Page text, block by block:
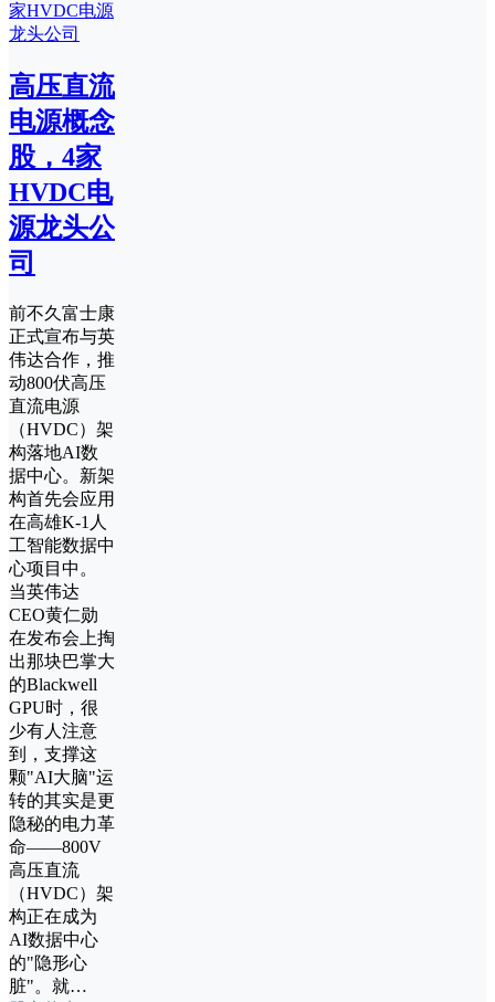
高压直流
电源概念
股，4家
HVDC电
源龙头公
司
前不久富士康
正式宣布与英
伟达合作，推
动800伏高压
直流电源
（HVDC）架
构落地AI数
据中心。新架
构首先会应用
在高雄K-1人
工智能数据中
心项目中。
当英伟达
CEO黄仁勋
在发布会上掏
出那块巴掌大
的Blackwell
GPU时，很
少有人注意
到，支撑这
颗"AI大脑"运
转的其实是更
隐秘的电力革
命——800V
高压直流
（HVDC）架
构正在成为
AI数据中心
的"隐形心
脏"。就…